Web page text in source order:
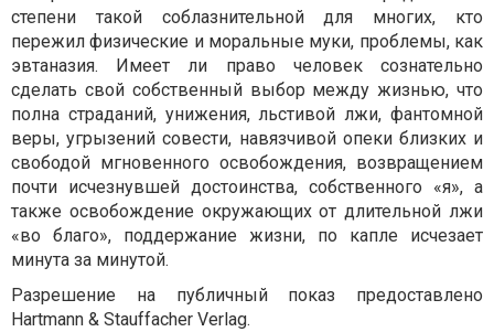
степени такой соблазнительной для многих, кто
пережил физические и моральные муки, проблемы, как
эвтаназия. Имеет ли право человек сознательно
сделать свой собственный выбор между жизнью, что
полна страданий, унижения, льстивой лжи, фантомной
веры, угрызений совести, навязчивой опеки близких и
свободой мгновенного освобождения, возвращением
почти исчезнувшей достоинства, собственного «я», а
также освобождение окружающих от длительной лжи
«во благо», поддержание жизни, по капле исчезает
минута за минутой.
Разрешение на публичный показ предоставлено
Hartmann & Stauffacher Verlag.